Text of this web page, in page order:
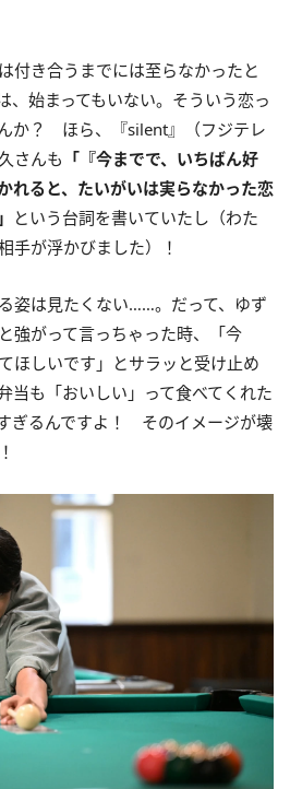
付き合うまでには至らなかったと
、始まってもいない。そういう恋っ
か？ ほら、『silent』（フジテレ
さんも 「『今までで、いちばん好
れると、たいがいは実らなかった恋
という台詞を書いていたし（わた
手が浮かびました）！
姿は見たくない……。だって、ゆず
強がって言っちゃった時、「今
ほしいです」とサラッと受け止め
当も「おいしい」って食べてくれた
ぎるんですよ！ そのイメージが壊